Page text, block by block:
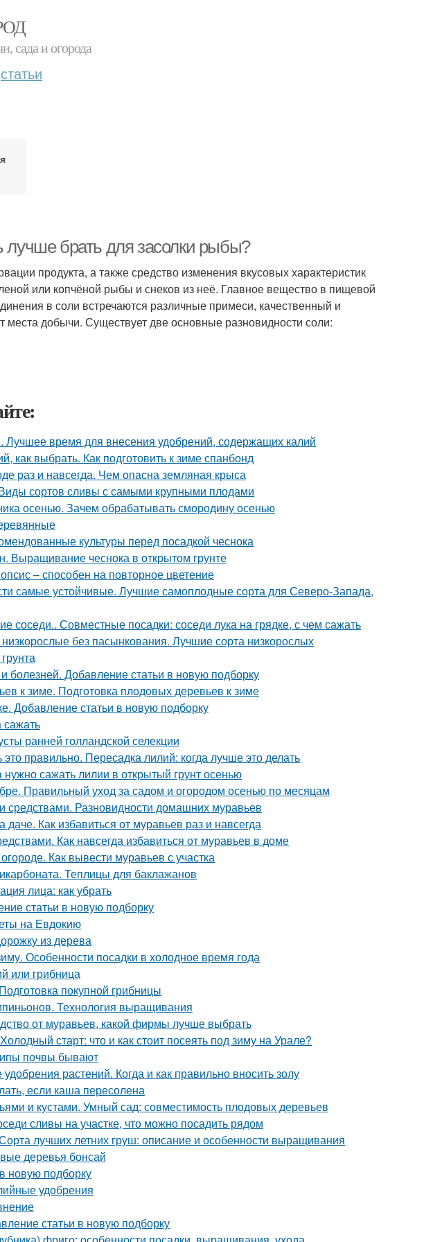
сада и огорода
статьи
лучше брать для засолки рыбы?
продукта, а также средство изменения вкусовых характеристик
или копчёной рыбы и снеков из неё. Главное вещество в пищевой
в соли встречаются различные примеси, качественный и
места добычи. Существует две основные разновидности соли:
Лучшее время для внесения удобрений, содержащих калий
как выбрать. Как подготовить к зиме спанбонд
раз и навсегда. Чем опасна земляная крыса
сортов сливы с самыми крупными плодами
осенью. Зачем обрабатывать смородину осенью
культуры перед посадкой чеснока
Выращивание чеснока в открытом грунте
– способен на повторное цветение
самые устойчивые. Лучшие самоплодные сорта для Северо-Запада,
соседи.. Совместные посадки: соседи лука на грядке, с чем сажать
без пасынкования. Лучшие сорта низкорослых
болезней. Добавление статьи в новую подборку
к зиме. Подготовка плодовых деревьев к зиме
Добавление статьи в новую подборку
сажать
ранней голландской селекции
правильно. Пересадка лилий: когда лучше это делать
нужно сажать лилии в открытый грунт осенью
Правильный уход за садом и огородом осенью по месяцам
средствами. Разновидности домашних муравьев
Как избавиться от муравьев раз и навсегда
Как навсегда избавиться от муравьев в доме
Как вывести муравьев с участка
Теплицы для баклажанов
лица: как убрать
статьи в новую подборку
на Евдокию
из дерева
Особенности посадки в холодное время года
или грибница
покупной грибницы
Технология выращивания
от муравьев, какой фирмы лучше выбрать
старт: что и как стоит посеять под зиму на Урале?
почвы бывают
растений. Когда и как правильно вносить золу
если каша пересолена
и кустами. Умный сад: совместимость плодовых деревьев
сливы на участке, что можно посадить рядом
лучших летних груш: описание и особенности выращивания
деревья бонсай
новую подборку
удобрения
статьи в новую подборку